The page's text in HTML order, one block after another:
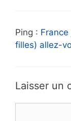
Ping :
filles) allez-
Laisser un